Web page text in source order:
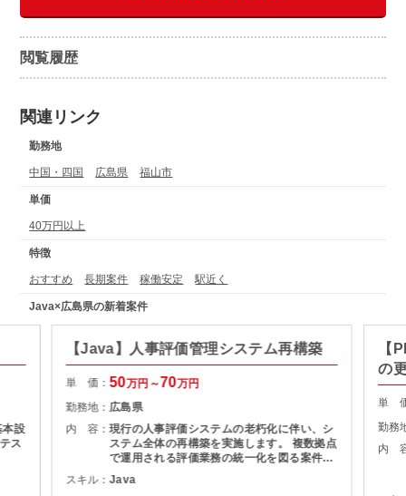
閲覧履歴
関連リンク
勤務地
中国・四国 広島県 福山市
単価
40万円以上
特徴
おすすめ 長期案件 稼働安定 駅近く
Java×広島県の新着案件
本設
ス
【Java】人事評価管理システム再構築
単 価：50万円～70万円
勤務地： 広島県
内 容：現行の人事評価システムの老朽化に伴い、シ
ステム全体の再構築を実施します。 複数拠点
で運用される評価業務の統一化を図る案件で
スキル：Java
【
の
単
勤務
内